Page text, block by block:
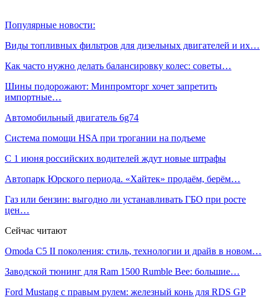
Популярные новости:
Виды топливных фильтров для дизельных двигателей и их…
Как часто нужно делать балансировку колес: советы…
Шины подорожают: Минпромторг хочет запретить
импортные…
Автомобильный двигатель 6g74
Система помощи HSA при трогании на подъеме
С 1 июня российских водителей ждут новые штрафы
Автопарк Юрского периода. «Хайтек» продаём, берём…
Газ или бензин: выгодно ли устанавливать ГБО при росте
цен…
Сейчас читают
Omoda C5 II поколения: стиль, технологии и драйв в новом…
Заводской тюнинг для Ram 1500 Rumble Bee: большие…
Ford Mustang с правым рулем: железный конь для RDS GP